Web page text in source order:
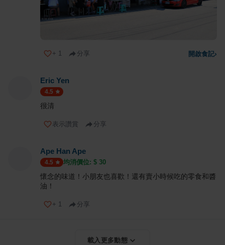
+ 1 分享 開啟食記›
Eric Yen
4.5
很清
表示讚賞 分享
Ape Han Ape
4.5 均消價位: $ 30
懷念的味道！小朋友也喜歡！還有賣小時候吃的零食和醬
油！
+ 1 分享
載入更多動態